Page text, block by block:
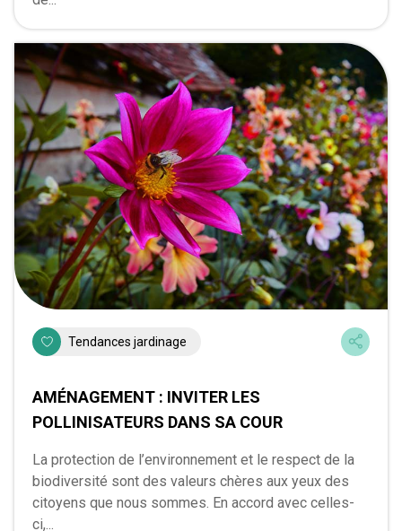
Tendances jardinage
AMÉNAGEMENT : INVITER LES
POLLINISATEURS DANS SA COUR
La protection de l’environnement et le respect de la
biodiversité sont des valeurs chères aux yeux des
citoyens que nous sommes. En accord avec celles-
ci,...